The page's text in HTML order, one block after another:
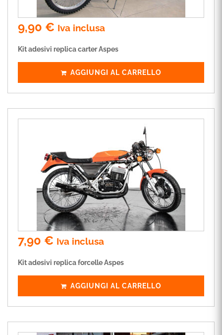
9,90 € Iva inclusa
Kit adesivi replica carter Aspes
AGGIUNGI AL CARRELLO
7,90 € Iva inclusa
Kit adesivi replica forcelle Aspes
AGGIUNGI AL CARRELLO